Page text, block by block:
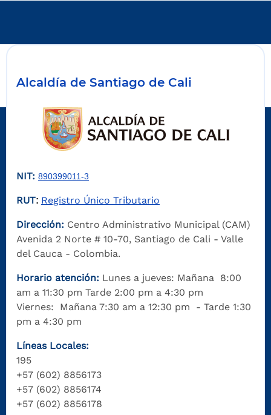
Alcaldía de Santiago de Cali
NIT: 890399011-3
RUT: Registro Único Tributario
Dirección: Centro Administrativo Municipal (CAM)
Avenida 2 Norte # 10-70, Santiago de Cali - Valle
del Cauca - Colombia.
Horario atención: Lunes a jueves: Mañana 8:00
am a 11:30 pm Tarde 2:00 pm a 4:30 pm
Viernes: Mañana 7:30 am a 12:30 pm - Tarde 1:30
pm a 4:30 pm
Líneas Locales:
195
+57 (602) 8856173
+57 (602) 8856174
+57 (602) 8856178